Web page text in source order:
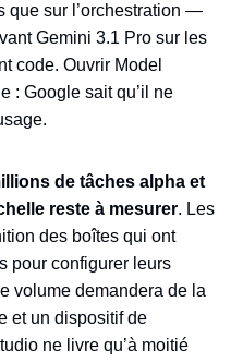
que sur l’orchestration —
Gemini 3.1 Pro sur les
code. Ouvrir Model
: Google sait qu’il ne
de tâches alpha et
reste à mesurer. Les
des boîtes qui ont
pour configurer leurs
volume demandera de la
et un dispositif de
ne livre qu’à moitié